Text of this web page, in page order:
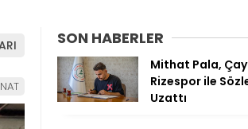
SON HABERLER
Mithat Pala,
Rizespor ile
Uzattı